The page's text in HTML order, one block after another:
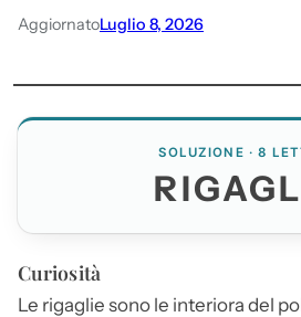
AggiornatoLuglio 8, 2026
SOLUZIONE · 8
Curiosità
Le rigaglie sono le interiora del